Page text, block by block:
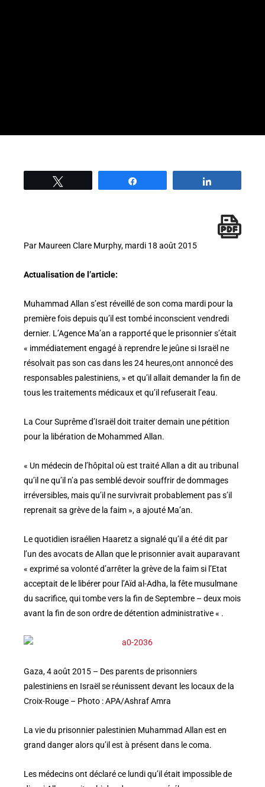
Par Maureen Clare Murphy, mardi 18 août 2015
Actualisation de l’article:
Muhammad Allan s’est réveillé de son coma mardi pour la
première fois depuis qu’il est tombé inconscient vendredi
dernier. L’Agence Ma’an a rapporté que le prisonnier s’était
« immédiatement engagé à reprendre le jeûne si Israël ne
résolvait pas son cas dans les 24 heures,ont annoncé des
responsables palestiniens, » et qu’il allait demander la fin de
tous les traitements médicaux et qu’il refuserait l’eau.
La Cour Suprême d’Israël doit traiter demain une pétition
pour la libération de Mohammed Allan.
« Un médecin de l’hôpital où est traité Allan a dit au tribunal
qu’il ne qu’il n’a pas semblé devoir souffrir de dommages
irréversibles, mais qu’il ne survivrait probablement pas s’il
reprenait sa grève de la faim », a ajouté Ma’an.
Le quotidien israélien Haaretz a signalé qu’il a été dit par
l’un des avocats de Allan que le prisonnier avait auparavant
« exprimé sa volonté d’arrêter la grève de la faim si l’Etat
acceptait de le libérer pour l’Aïd al-Adha, la fête musulmane
du sacrifice, qui tombe vers la fin de Septembre – deux mois
avant la fin de son ordre de détention administrative « .
Gaza, 4 août 2015 – Des parents de prisonniers
palestiniens en Israël se réunissent devant les locaux de la
Croix-Rouge – Photo : APA/Ashraf Amra
La vie du prisonnier palestinien Muhammad Allan est en
grand danger alors qu’il est à présent dans le coma.
Les médecins ont déclaré ce lundi qu’il était impossible de